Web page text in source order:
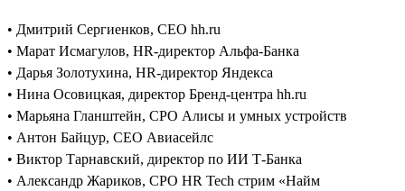
• Дмитрий Сергиенков, CEO hh.ru
• Марат Исмагулов, HR-директор Альфа-Банка
• Дарья Золотухина, HR-директор Яндекса
• Нина Осовицкая, директор Бренд-центра hh.ru
• Марьяна Гланштейн, CPO Алисы и умных устройств
• Антон Байцур, CEO Авиасейлс
• Виктор Тарнавский, директор по ИИ Т-Банка
• Александр Жариков, CPO HR Tech стрим «Найм